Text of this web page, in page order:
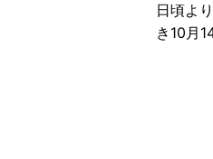
日頃よ
き10月